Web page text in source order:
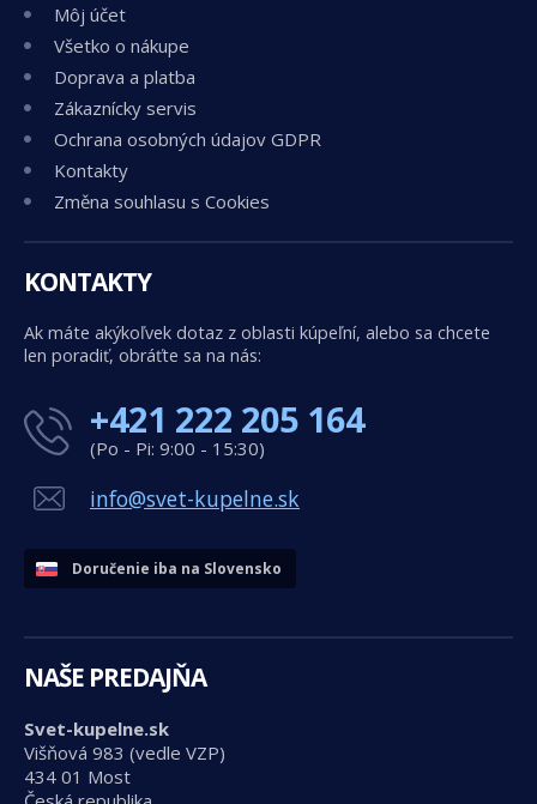
Môj účet
Všetko o nákupe
Doprava a platba
Zákaznícky servis
Ochrana osobných údajov GDPR
Kontakty
Změna souhlasu s Cookies
KONTAKTY
Ak máte akýkoľvek dotaz z oblasti kúpeľní, alebo sa chcete
len poradiť, obráťte sa na nás:
+421 222 205 164
(Po - Pi: 9:00 - 15:30)
info@svet-kupelne.sk
Doručenie iba na Slovensko
NAŠE PREDAJŇA
Svet-kupelne.sk
Višňová 983 (vedle VZP)
434 01 Most